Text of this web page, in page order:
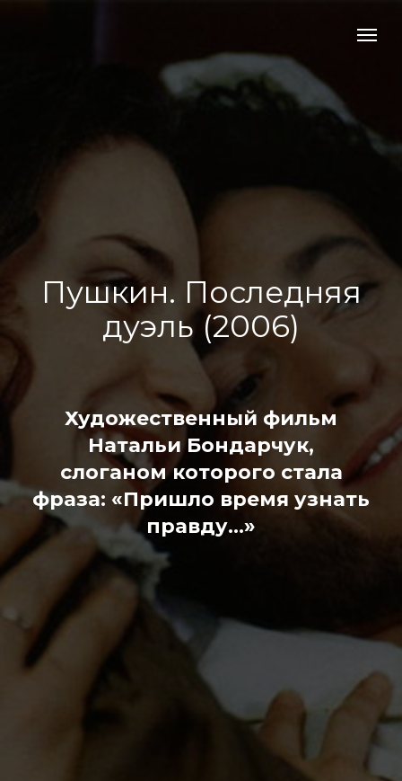
Пушкин. Последняя
дуэль (2006)
Художественный фильм
Натальи Бондарчук,
слоганом которого стала
фраза: «Пришло время узнать
правду...»